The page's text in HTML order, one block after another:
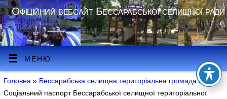
Офіційний вебсайт Бессарабської селищної ради
МЕНЮ
Головна » Бессарабська селищна територіальна громада»
Соціальний паспорт Бессарабської селищної територіальної